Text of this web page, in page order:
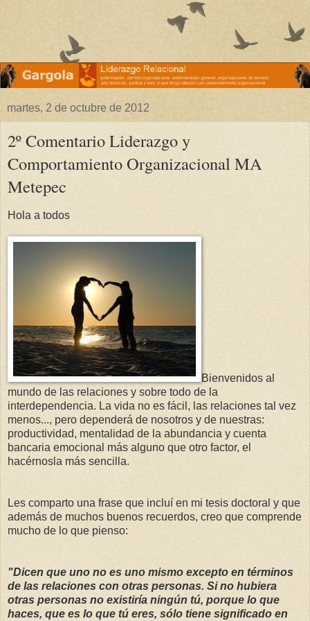
martes, 2 de octubre de 2012
2º Comentario Liderazgo y
Comportamiento Organizacional MA
Metepec
Hola a todos
Bienvenidos al
mundo de las relaciones y sobre todo de la
interdependencia. La vida no es fácil, las relaciones tal vez
menos..., pero dependerá de nosotros y de nuestras:
productividad, mentalidad de la abundancia y cuenta
bancaria emocional más alguno que otro factor, el
hacérnosla más sencilla.
Les comparto una frase que incluí en mi tesis doctoral y que
además de muchos buenos recuerdos, creo que comprende
mucho de lo que pienso:
"Dicen que uno no es uno mismo excepto en términos
de las relaciones con otras personas. Si no hubiera
otras personas no existiría ningún tú, porque lo que
haces, que es lo que tú eres, sólo tiene significado en